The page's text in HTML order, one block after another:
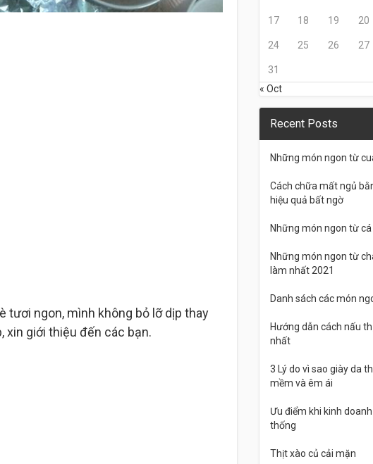
tươi ngon, mình không bỏ lỡ dịp thay
xin giới thiệu đến các bạn.
17 18 19 20
24 25 26 27
31
« Oct
Recent Posts
Những món ngon từ
Cách chữa mất ngủ
hiệu quả bất ngờ
Những món ngon từ
Những món ngon từ
làm nhất 2021
Danh sách các món
Hướng dẫn cách nấu
nhất
3 Lý do vì sao giày da
mềm và êm ái
Ưu điểm khi kinh
thống
Thịt xào củ cải mặn